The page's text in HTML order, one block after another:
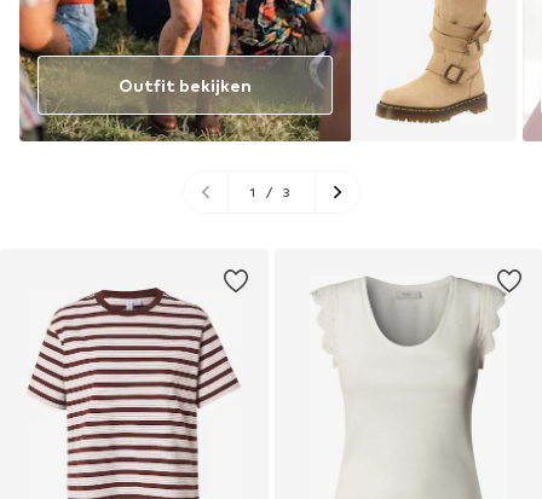
Outfit bekijken
1 / 3